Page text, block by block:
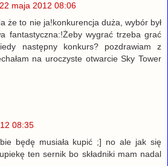
22 maja 2012 08:06
że to nie ja!konkurencja duża, wybór był
fantastyczna:!Żeby wygrać trzeba grać
następny konkurs? pozdrawiam z
na uroczyste otwarcie Sky Tower
08:35
będę musiała kupić ;] no ale jak się
ten sernik bo składniki mam nadal